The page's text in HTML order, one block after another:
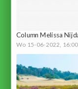
Column Melissa
Wo 15-06-2022, 16:00